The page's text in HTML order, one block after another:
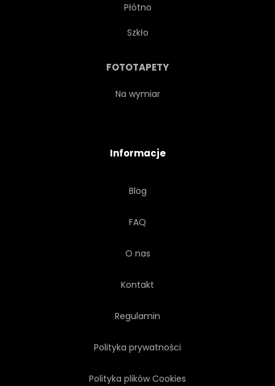
Płótno
Szkło
FOTOTAPETY
Na wymiar
Informacje
Blog
FAQ
O nas
Kontakt
Regulamin
Polityka prywatności
Polityka plików Cookies